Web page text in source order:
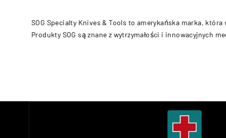
SOG Specialty Knives & Tools to amerykańska marka,
Produkty SOG są znane z wytrzymałości i innowacyjnych